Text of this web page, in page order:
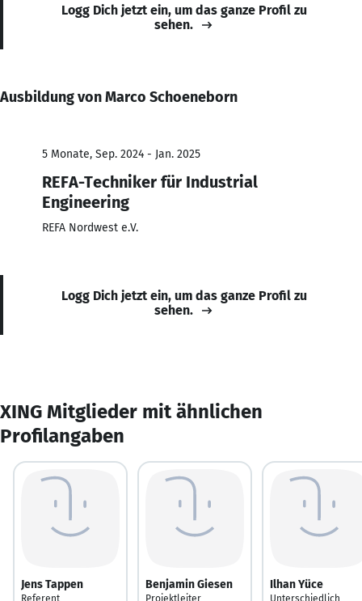
Logg Dich jetzt ein, um das ganze Profil zu
sehen.
Ausbildung von Marco Schoeneborn
5 Monate, Sep. 2024 - Jan. 2025
REFA-Techniker für Industrial
Engineering
REFA Nordwest e.V.
Logg Dich jetzt ein, um das ganze Profil zu
sehen.
XING Mitglieder mit ähnlichen
Profilangaben
Jens Tappen
Referent
Benjamin Giesen
Projektleiter
Ilhan Yüce
Unterschiedlich